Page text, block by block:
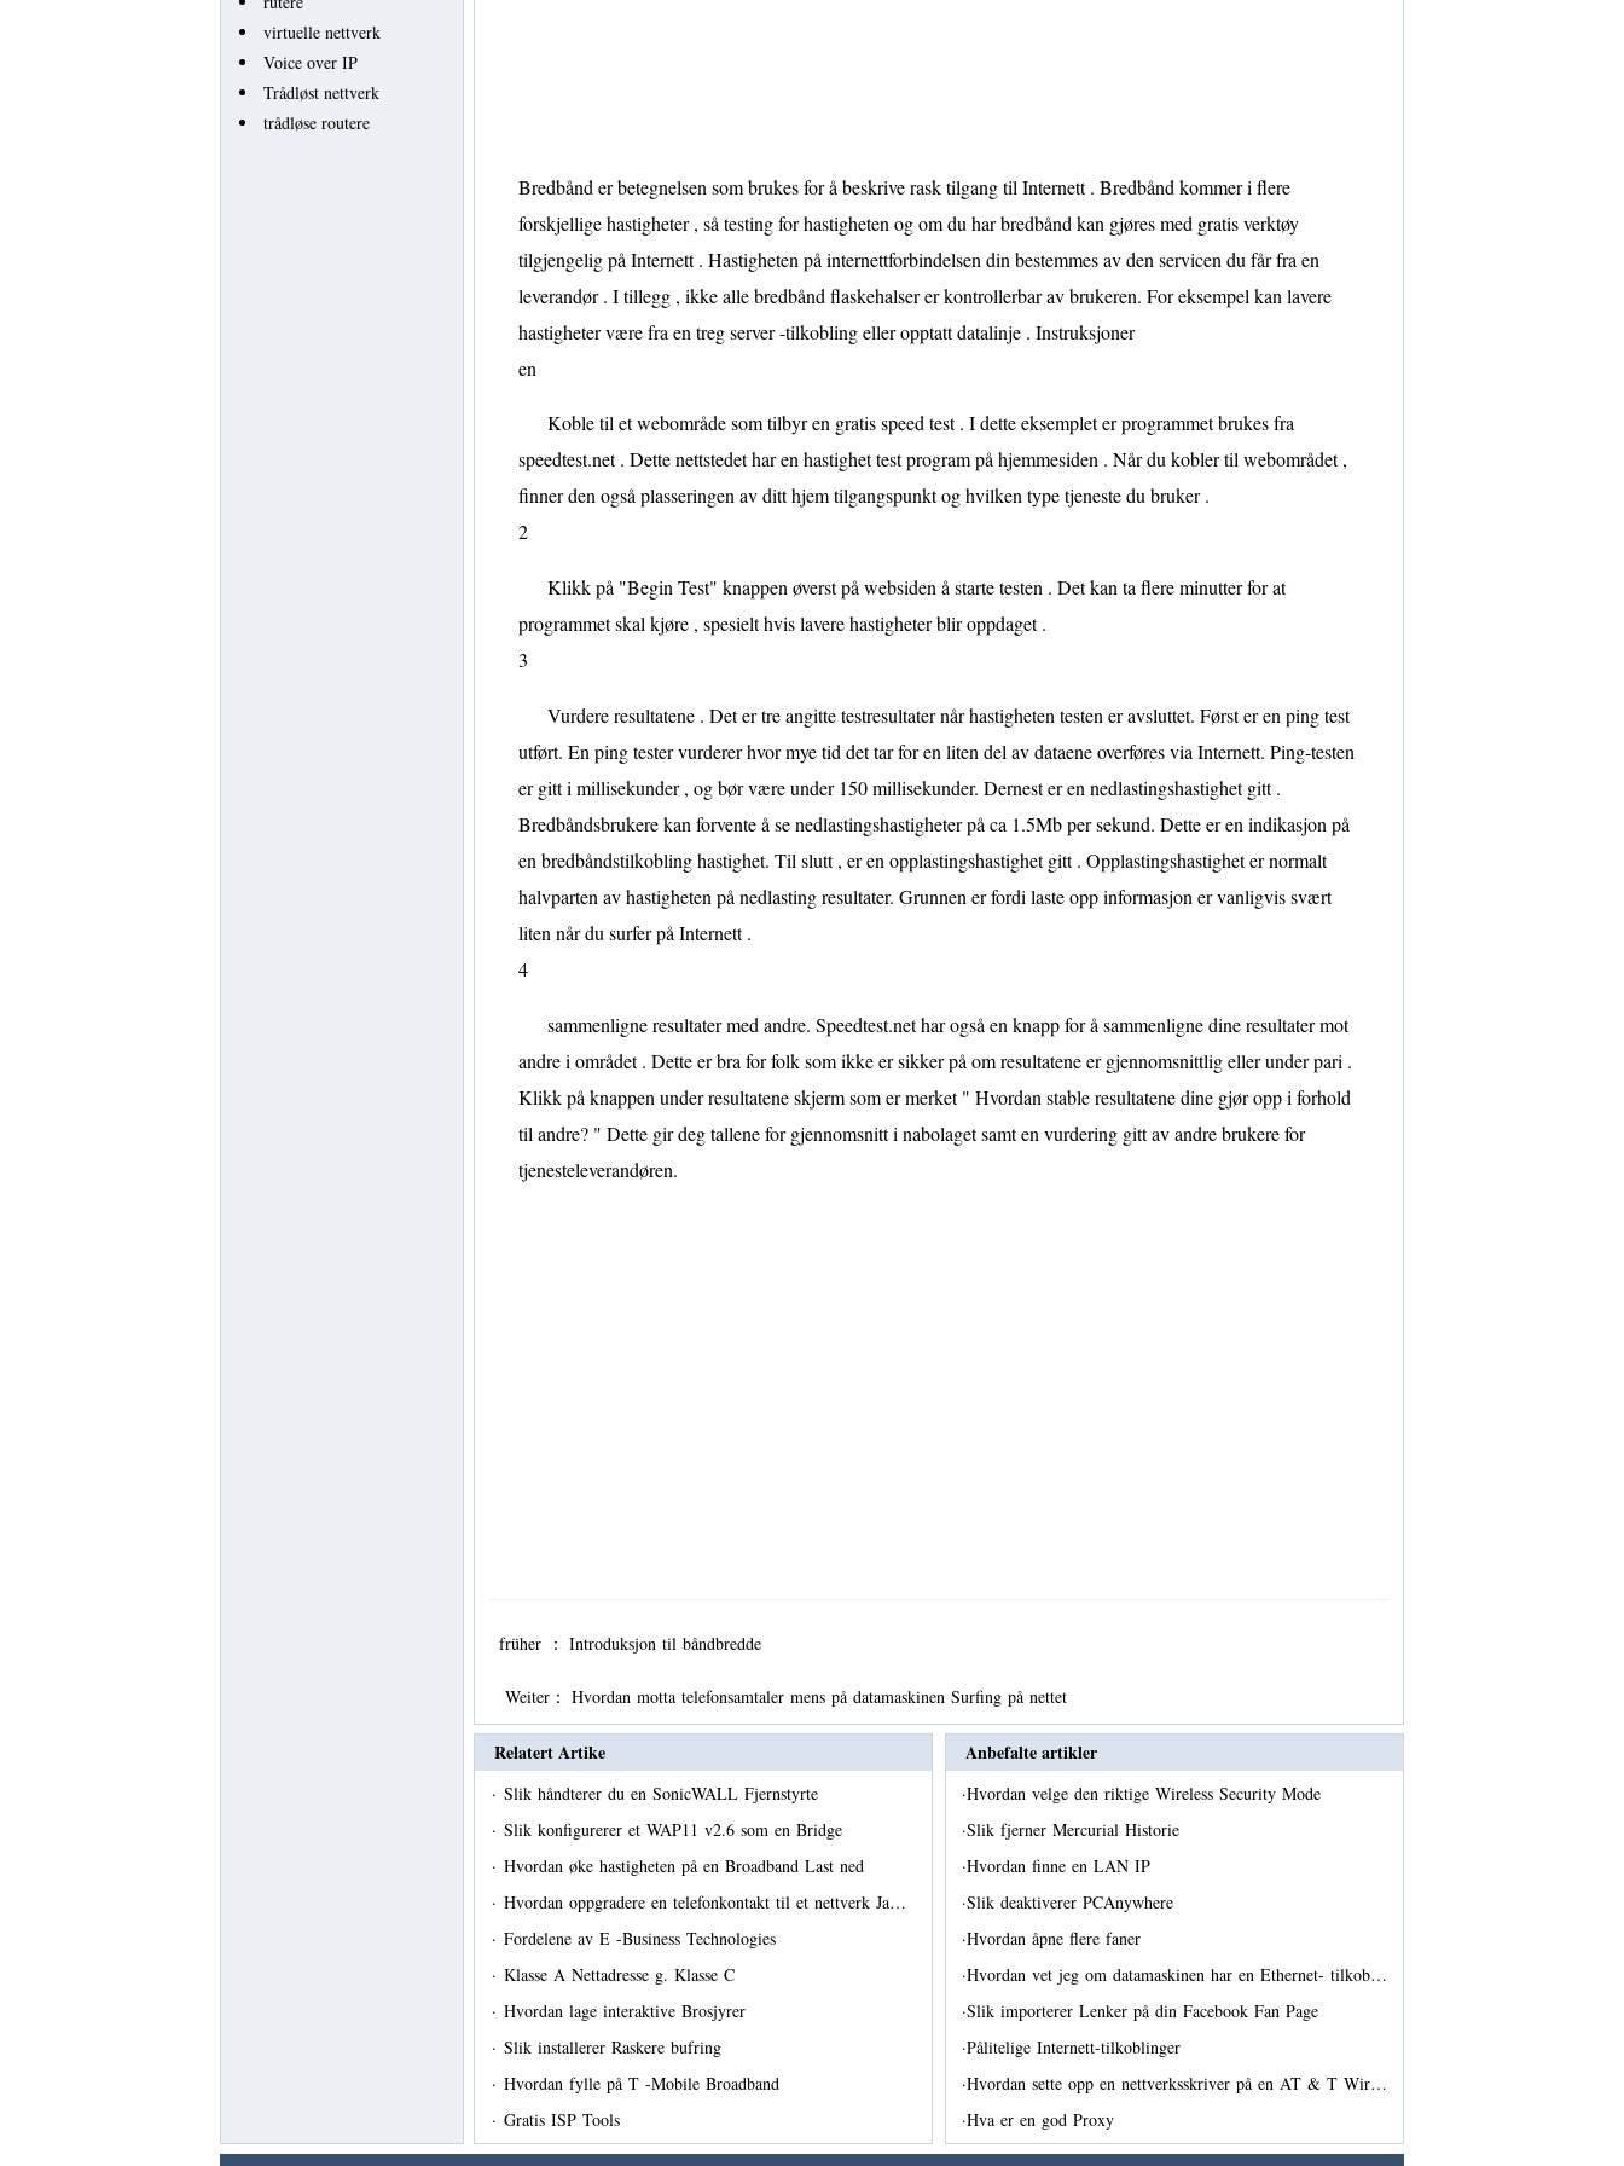
virtuelle nettverk
Voice over IP
Trådløst nettverk
trådløse routere
Bredbånd er betegnelsen som brukes for å beskrive rask tilgang til Internett . Bredbånd kommer i flere
forskjellige hastigheter , så testing for hastigheten og om du har bredbånd kan gjøres med gratis verktøy
tilgjengelig på Internett . Hastigheten på internettforbindelsen din bestemmes av den servicen du får fra en
leverandør . I tillegg , ikke alle bredbånd flaskehalser er kontrollerbar av brukeren. For eksempel kan lavere
hastigheter være fra en treg server -tilkobling eller opptatt datalinje . Instruksjoner
en
Koble til et webområde som tilbyr en gratis speed test . I dette eksemplet er programmet brukes fra
speedtest.net . Dette nettstedet har en hastighet test program på hjemmesiden . Når du kobler til webområdet ,
finner den også plasseringen av ditt hjem tilgangspunkt og hvilken type tjeneste du bruker .
2
Klikk på "Begin Test" knappen øverst på websiden å starte testen . Det kan ta flere minutter for at
programmet skal kjøre , spesielt hvis lavere hastigheter blir oppdaget .
3
Vurdere resultatene . Det er tre angitte testresultater når hastigheten testen er avsluttet. Først er en ping test
utført. En ping tester vurderer hvor mye tid det tar for en liten del av dataene overføres via Internett. Ping-testen
er gitt i millisekunder , og bør være under 150 millisekunder. Dernest er en nedlastingshastighet gitt .
Bredbåndsbrukere kan forvente å se nedlastingshastigheter på ca 1.5Mb per sekund. Dette er en indikasjon på
en bredbåndstilkobling hastighet. Til slutt , er en opplastingshastighet gitt . Opplastingshastighet er normalt
halvparten av hastigheten på nedlasting resultater. Grunnen er fordi laste opp informasjon er vanligvis svært
liten når du surfer på Internett .
4
sammenligne resultater med andre. Speedtest.net har også en knapp for å sammenligne dine resultater mot
andre i området . Dette er bra for folk som ikke er sikker på om resultatene er gjennomsnittlig eller under pari .
Klikk på knappen under resultatene skjerm som er merket " Hvordan stable resultatene dine gjør opp i forhold
til andre? " Dette gir deg tallene for gjennomsnitt i nabolaget samt en vurdering gitt av andre brukere for
tjenesteleverandøren.
früher ： Introduksjon til båndbredde
Weiter： Hvordan motta telefonsamtaler mens på datamaskinen Surfing på nettet
Relatert Artike
· Slik håndterer du en SonicWALL Fjernstyrte
· Slik konfigurerer et WAP11 v2.6 som en Bridge
· Hvordan øke hastigheten på en Broadband Last ned
· Hvordan oppgradere en telefonkontakt til et nettverk Ja…
· Fordelene av E -Business Technologies
· Klasse A Nettadresse g. Klasse C
· Hvordan lage interaktive Brosjyrer
· Slik installerer Raskere bufring
· Hvordan fylle på T -Mobile Broadband
· Gratis ISP Tools
Anbefalte artikler
·Hvordan velge den riktige Wireless Security Mode
·Slik fjerner Mercurial Historie
·Hvordan finne en LAN IP
·Slik deaktiverer PCAnywhere
·Hvordan åpne flere faner
·Hvordan vet jeg om datamaskinen har en Ethernet- tilkob…
·Slik importerer Lenker på din Facebook Fan Page
·Pålitelige Internett-tilkoblinger
·Hvordan sette opp en nettverksskriver på en AT & T Wir…
·Hva er en god Proxy